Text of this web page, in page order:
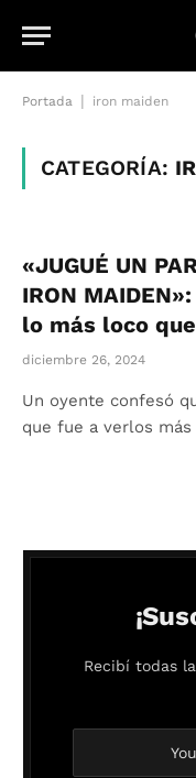
Portada iron maiden
CATEGORÍA:
«JUGUÉ UN
IRON
lo más loco
diciembre 26, 2024
Un oyente confesó
que fue a verlos
Recibí todas